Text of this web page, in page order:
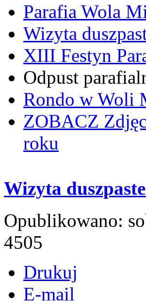
Parafia Wola
Wizyta
XIII Festyn
Odpust
Rondo w Woli
ZOBACZ
roku
Wizyta
Opublikowano:
4505
Drukuj
E-mail